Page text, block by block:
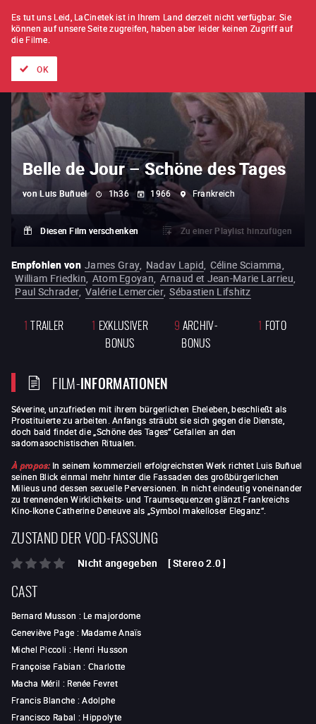
FILM FÜR FILM ABONNEMENT
Belle de Jour – Schöne des Tages
von Luis Buñuel 1h36 1966 Frankreich
Diesen Film verschenken Zu einer Playlist hinzufügen
Empfohlen von James Gray, Nadav Lapid, Céline Sciamma,
William Friedkin, Atom Egoyan, Arnaud et Jean-Marie Larrieu,
Paul Schrader, Valérie Lemercier, Sébastien Lifshitz
1 TRAILER 1 EXKLUSIVER
BONUS
9 ARCHIV-
BONUS
1 FOTO
FILM-INFORMATIONEN
Séverine, unzufrieden mit ihrem bürgerlichen Eheleben, beschließt als
Prostituierte zu arbeiten. Anfangs sträubt sie sich gegen die Dienste,
doch bald findet die „Schöne des Tages“ Gefallen an den
sadomasochistischen Ritualen.
À propos: In seinem kommerziell erfolgreichsten Werk richtet Luis Buñuel
seinen Blick einmal mehr hinter die Fassaden des großbürgerlichen
Milieus und dessen sexuelle Perversionen. In nicht eindeutig voneinander
zu trennenden Wirklichkeits- und Traumsequenzen glänzt Frankreichs
Kino-Ikone Catherine Deneuve als „Symbol makelloser Eleganz“.
ZUSTAND DER VOD-FASSUNG
Nicht angegeben [Stereo 2.0]
CAST
Bernard Musson : Le majordome
Geneviève Page : Madame Anaïs
Michel Piccoli : Henri Husson
Françoise Fabian : Charlotte
Macha Méril : Renée Fevret
Francis Blanche :Adolphe
Francisco Rabal : Hippolyte
Es tut uns Leid, LaCinetek ist in Ihrem Land derzeit nicht verfügbar. Sie
können auf unsere Seite zugreifen, haben aber leider keinen Zugriff auf
die Filme.
OK